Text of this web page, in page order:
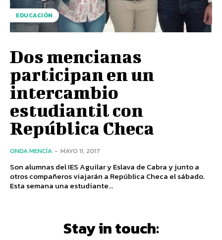
EDUCACIÓN
Dos mencianas
participan en un
intercambio
estudiantil con
República Checa
ONDA MENCÍA - MAYO 11, 2017
Son alumnas del IES Aguilar y Eslava de Cabra y junto a
otros compañeros viajarán a República Checa el sábado.
Esta semana una estudiante...
Stay in touch: